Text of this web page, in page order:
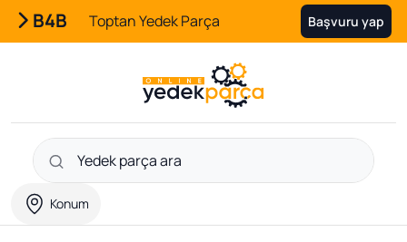
B4B Toptan Yedek Parça Başvuru yap
Konum